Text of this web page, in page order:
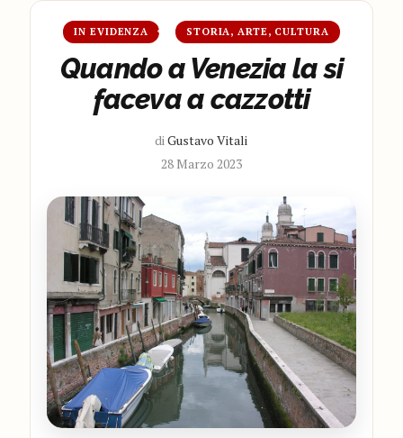
IN EVIDENZA STORIA, ARTE, CULTURA
Quando a Venezia la si
faceva a cazzotti
diGustavo Vitali
28 Marzo 2023